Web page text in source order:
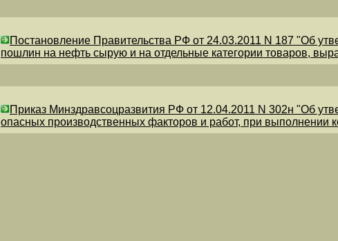
Постановление Правительства РФ от 24.03.2011 N 187 "Об
пошлин на нефть сырую и на отдельные категории товаров,
Приказ Минздравсоцразвития РФ от 12.04.2011 N 302н "Об
опасных производственных факторов и работ, при выполнении